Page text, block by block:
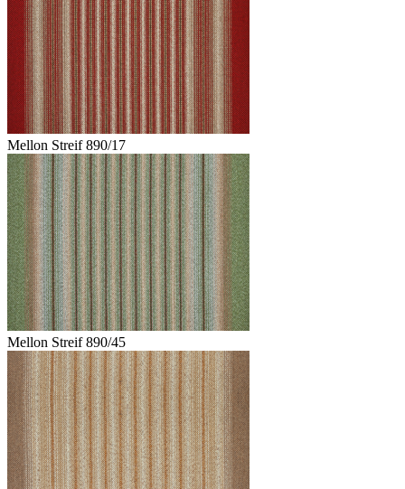
Mellon Streif 890/17
Mellon Streif 890/45